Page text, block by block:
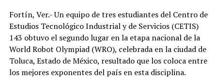
ANTES
Carambola provoca cierre de la autopista
Fortín, Ver.- Un equipo de tres estudiantes del Centro de
Estudios Tecnológico Industrial y de Servicios (CETIS)
143 obtuvo el segundo lugar en la etapa nacional de la
World Robot Olympiad (WRO), celebrada en la ciudad de
Toluca, Estado de México, resultado que los coloca entre
los mejores exponentes del país en esta disciplina.